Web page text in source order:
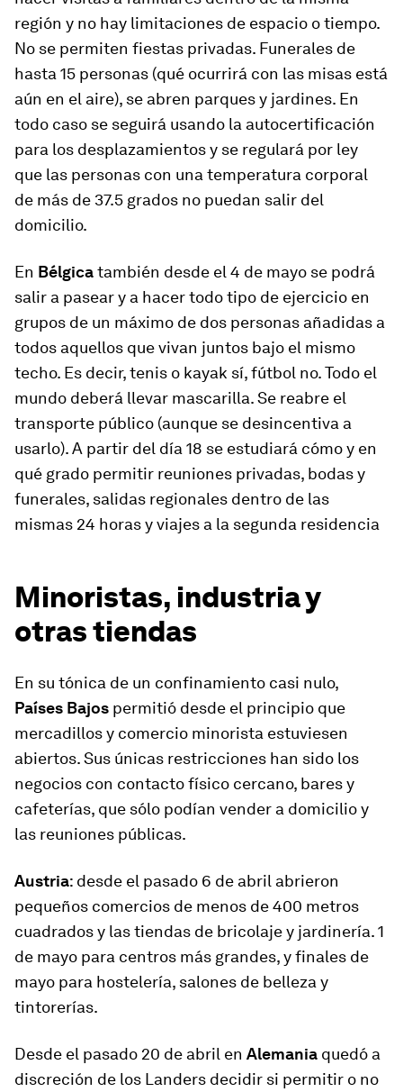
región y no hay limitaciones de espacio o tiempo.
No se permiten fiestas privadas. Funerales de
hasta 15 personas (qué ocurrirá con las misas está
aún en el aire), se abren parques y jardines. En
todo caso se seguirá usando la autocertificación
para los desplazamientos y se regulará por ley
que las personas con una temperatura corporal
de más de 37.5 grados no puedan salir del
domicilio.
En Bélgicatambién desde el 4 de mayo se podrá
salir a pasear y a hacer todo tipo de ejercicio en
grupos de un máximo de dos personas añadidas a
todos aquellos que vivan juntos bajo el mismo
techo. Es decir, tenis o kayak sí, fútbol no. Todo el
mundo deberá llevar mascarilla. Se reabre el
transporte público (aunque se desincentiva a
usarlo). A partir del día 18 se estudiará cómo y en
qué grado permitir reuniones privadas, bodas y
funerales, salidas regionales dentro de las
mismas 24 horas y viajes a la segunda residencia
Minoristas, industria y
otras tiendas
En su tónica de un confinamiento casi nulo,
Países Bajos permitió desde el principio que
mercadillos y comercio minorista estuviesen
abiertos. Sus únicas restricciones han sido los
negocios con contacto físico cercano, bares y
cafeterías, que sólo podían vender a domicilio y
las reuniones públicas.
Austria: desde el pasado 6 de abril abrieron
pequeños comercios de menos de 400 metros
cuadrados y las tiendas de bricolaje y jardinería. 1
de mayo para centros más grandes, y finales de
mayo para hostelería, salones de belleza y
tintorerías.
Desde el pasado 20 de abril en Alemania quedó a
discreción de los Landers decidir si permitir o no